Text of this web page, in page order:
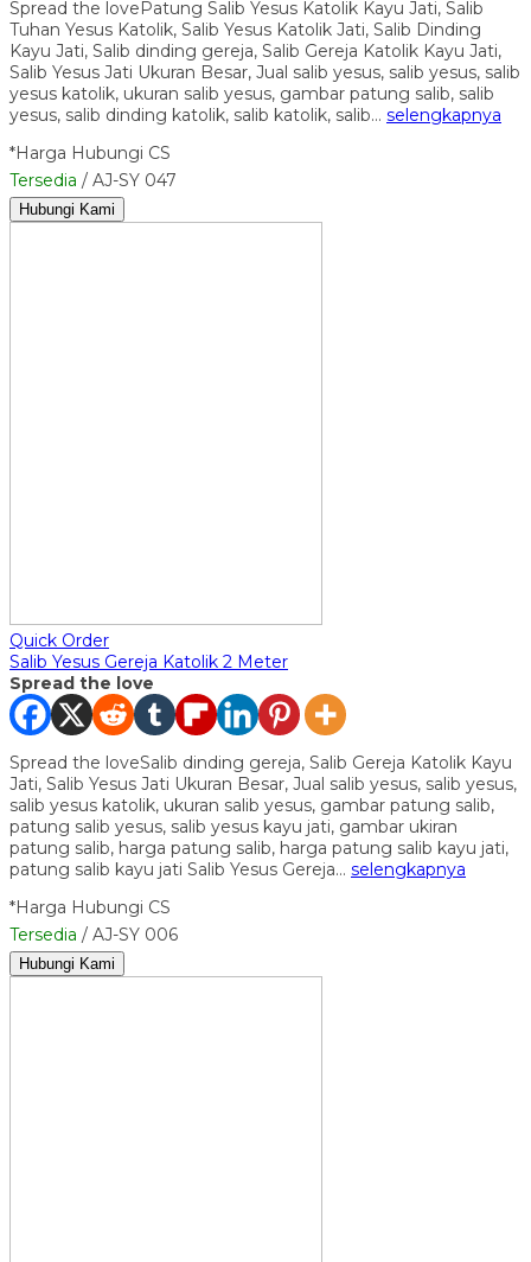
Spread the lovePatung Salib Yesus Katolik Kayu Jati, Salib
Tuhan Yesus Katolik, Salib Yesus Katolik Jati, Salib Dinding
Kayu Jati, Salib dinding gereja, Salib Gereja Katolik Kayu Jati,
Salib Yesus Jati Ukuran Besar, Jual salib yesus, salib yesus, salib
yesus katolik, ukuran salib yesus, gambar patung salib, salib
yesus, salib dinding katolik, salib katolik, salib… selengkapnya
*Harga Hubungi CS
Tersedia / AJ-SY 047
Hubungi Kami
Quick Order
Salib Yesus Gereja Katolik 2 Meter
Spread the love
Spread the loveSalib dinding gereja, Salib Gereja Katolik Kayu
Jati, Salib Yesus Jati Ukuran Besar, Jual salib yesus, salib yesus,
salib yesus katolik, ukuran salib yesus, gambar patung salib,
patung salib yesus, salib yesus kayu jati, gambar ukiran
patung salib, harga patung salib, harga patung salib kayu jati,
patung salib kayu jati Salib Yesus Gereja… selengkapnya
*Harga Hubungi CS
Tersedia / AJ-SY 006
Hubungi Kami